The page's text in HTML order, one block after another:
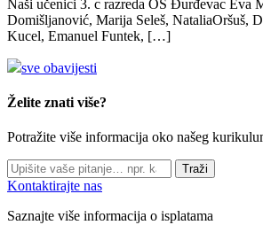
Naši učenici 3. c razreda OŠ Đurđevac Eva
Domišljanović, Marija Seleš, NataliaOršuš,
Kucel, Emanuel Funtek, […]
sve obavijesti
Želite znati više?
Potražite više informacija oko našeg
Traži
Kontaktirajte nas
Saznajte više informacija o isplatama